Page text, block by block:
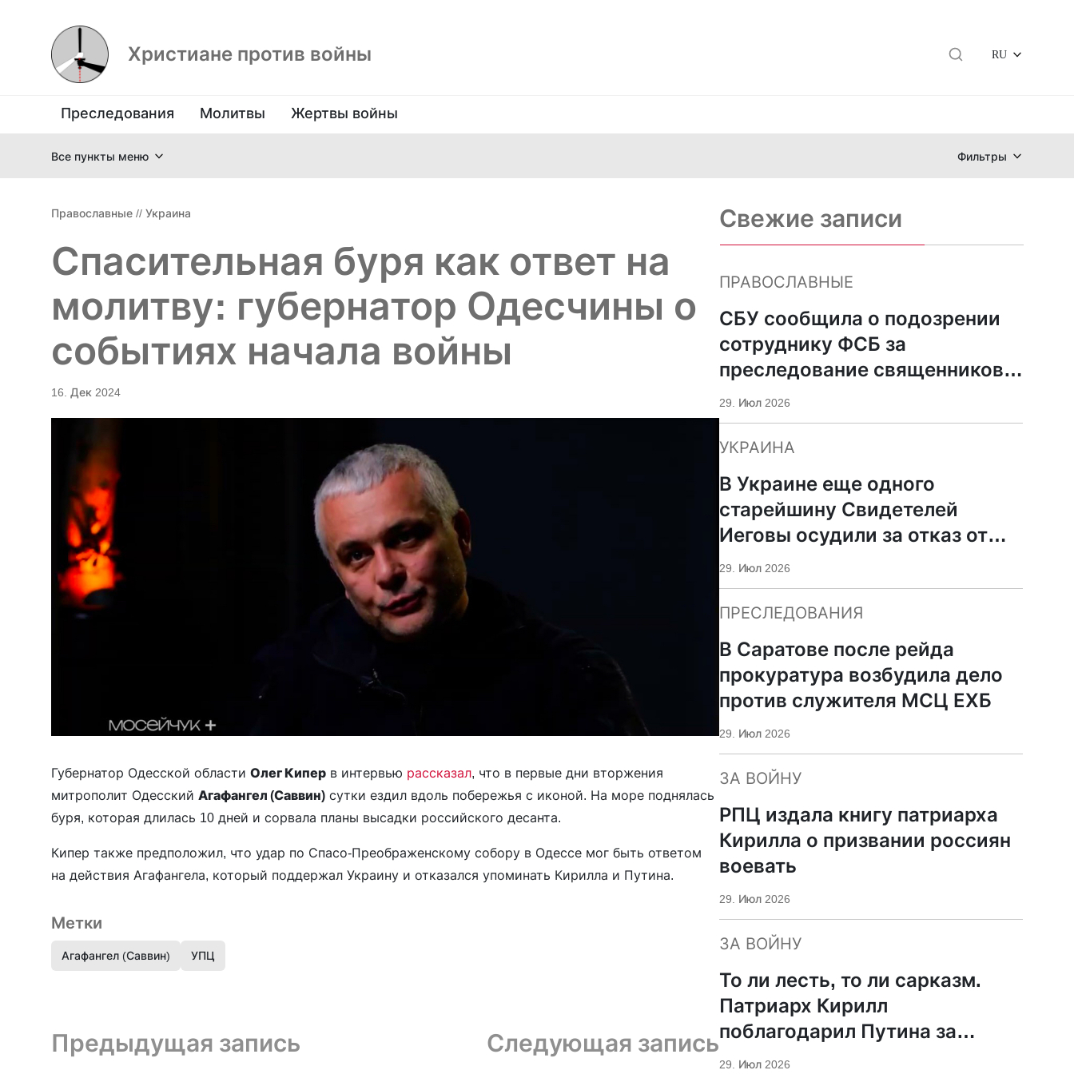
Христиане против войны RU
Преследования Молитвы Жертвы войны
Все пункты меню Фильтры
Православные // Украина
Спасительная буря как ответ на
молитву: губернатор Одесчины о
событиях начала войны
16. Дек 2024
Губернатор Одесской области Олег Кипер в интервью рассказал, что в первые дни вторжения
митрополит Одесский Агафангел (Саввин) сутки ездил вдоль побережья с иконой. На море поднялась
буря, которая длилась 10 дней и сорвала планы высадки российского десанта.
Кипер также предположил, что удар по Спасо-Преображенскому собору в Одессе мог быть ответом
на действия Агафангела, который поддержал Украину и отказался упоминать Кирилла и Путина.
Метки
Агафангел (Саввин) УПЦ
Предыдущая запись и следующая запись
Предыдущая запись Следующая запись
Свежие записи
ПРАВОСЛАВНЫЕ
СБУ сообщила о подозрении
сотруднику ФСБ за
преследование священников
ПЦУ
29. Июл 2026
УКРАИНА
В Украине еще одного
старейшину Свидетелей
Иеговы осудили за отказ от
мобилизации
29. Июл 2026
ПРЕСЛЕДОВАНИЯ
В Саратове после рейда
прокуратура возбудила дело
против служителя МСЦ ЕХБ
29. Июл 2026
ЗА ВОЙНУ
РПЦ издала книгу патриарха
Кирилла о призвании россиян
воевать
29. Июл 2026
ЗА ВОЙНУ
То ли лесть, то ли сарказм.
Патриарх Кирилл
поблагодарил Путина за
защиту суверенитета и
29. Июл 2026